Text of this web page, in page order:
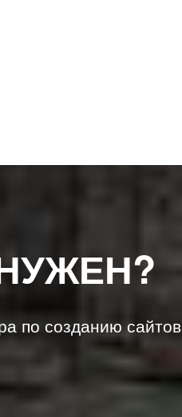
по созданию сайтов